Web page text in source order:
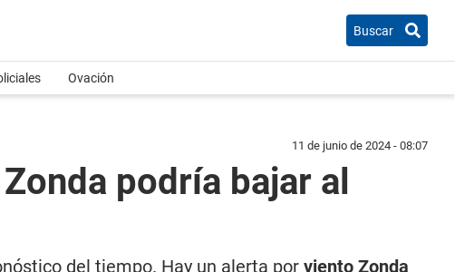
Buscar
Ovación
11 de junio de 2024 - 08:07
podría bajar al
del tiempo. Hay un alerta por viento Zonda